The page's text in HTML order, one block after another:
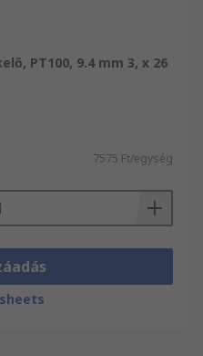
PT100, 9.4 mm 3, x 26
7575 Ft/egység